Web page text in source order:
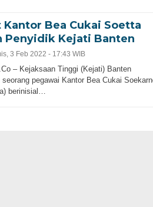
Kantor Bea Cukai Soetta
Penyidik Kejati Banten
3 Feb 2022 - 17:43 WIB
– Kejaksaan Tinggi (Kejati) Banten
seorang pegawai Kantor Bea Cukai
berinisial…
Gubernur Baru, Banten Harus Lebih
Perencanaan Pembangunan
Adalah Kunci